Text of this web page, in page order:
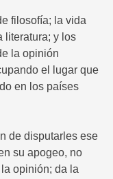
filosofía; la vida
literatura; y los
la opinión
el lugar que
en los países
de disputarles ese
su apogeo, no
opinión; da la